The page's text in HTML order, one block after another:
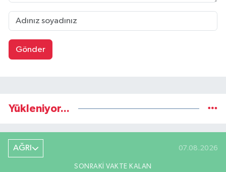
Gönder
Yükleniyor...
AĞRI 07.08.2026
SONRAKI VAKTE KALAN